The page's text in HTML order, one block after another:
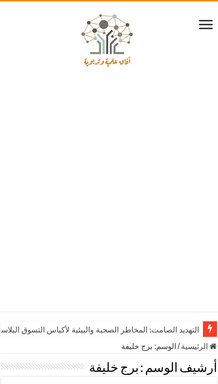
التهديد الصامت: المخاطر الصحية والبيئية لأكياس التسوق
الرئيسية/ الوسم: برج خليفة
أرشيف الوسم : برج خليفة